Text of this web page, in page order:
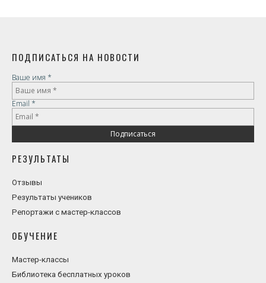
ОБУЧЕНИЕ
Мастер-классы
Библиотека бесплатных уроков
РЕЗУЛЬТАТЫ
Отзывы
Результаты учеников
Репортажи с мастер-классов
ПОДПИСАТЬСЯ НА НОВОСТИ
Ваше имя *
Email *